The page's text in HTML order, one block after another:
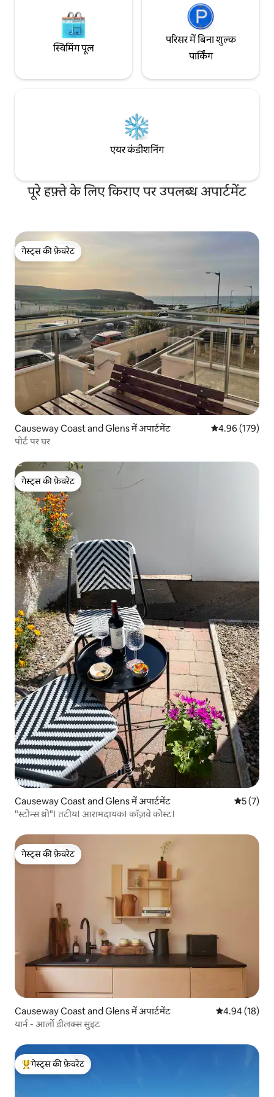
स्विमिंग पूल
परिसर में बिना शुल्क
पार्किंग
एयर कंडीशनिंग
पूरे हफ़्ते के लिए किराए पर उपलब्ध अपार्टमेंट
गेस्ट्स की फ़ेवरेट
गेस्ट्स की फ़ेवरेट
Causeway Coast and Glens में अपार्टमेंट औसत रेटिंग 5 में से
4.96 (179)
पोर्ट पर घर
गेस्ट्स की फ़ेवरेट
गेस्ट्स की फ़ेवरेट
Causeway Coast and Glens में अपार्टमेंट औसत रेटिंग
5 (7)
"स्टोन्स थ्रो"। तटीय। आरामदायक। कॉज़वे कोस्ट।
गेस्ट्स की फ़ेवरेट
गेस्ट्स की फ़ेवरेट
Causeway Coast and Glens में अपार्टमेंट औसत रेटिंग 5 में
4.94 (18)
यार्न - आर्लो डीलक्स सुइट
गेस्ट्स का टॉप फ़ेवरेट
गेस्ट्स की फ़ेवरेट